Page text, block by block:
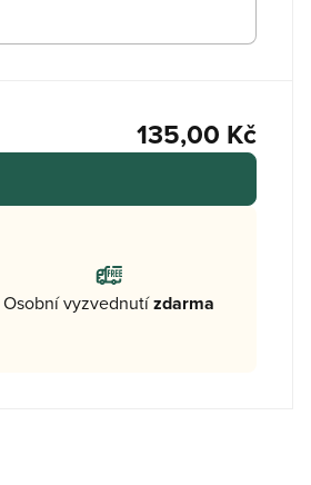
135,00 Kč
Osobní vyzvednutízdarma